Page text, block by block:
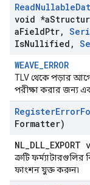
ReadNullable
void *a
aFieldPtr,
IsNullified ,
WEAVE_ERROR
TLV থেকে পড়ার
পরীক্ষা করার জন্য
RegisterError
Formatter)
NL_DLL_EXPORT
ত্রুটি ফর্ম্যাটারগুলির
ফাংশন যুক্ত করুন৷